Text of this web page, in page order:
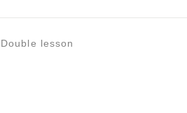
Double lesson